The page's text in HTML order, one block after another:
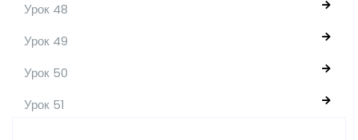
Урок 48
Урок 49
Урок 50
Урок 51